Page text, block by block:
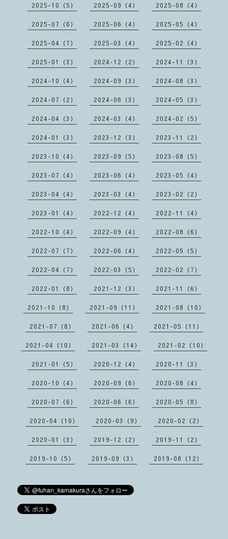
2025-10（5） 2025-09（4） 2025-08（4）
2025-07（6） 2025-06（4） 2025-05（4）
2025-04（7） 2025-03（4） 2025-02（4）
2025-01（3） 2024-12（2） 2024-11（3）
2024-10（4） 2024-09（3） 2024-08（3）
2024-07（2） 2024-06（3） 2024-05（3）
2024-04（3） 2024-03（4） 2024-02（5）
2024-01（3） 2023-12（3） 2023-11（2）
2023-10（4） 2023-09（5） 2023-08（5）
2023-07（4） 2023-06（4） 2023-05（4）
2023-04（4） 2023-03（4） 2023-02（2）
2023-01（4） 2022-12（4） 2022-11（4）
2022-10（4） 2022-09（4） 2022-08（6）
2022-07（7） 2022-06（4） 2022-05（5）
2022-04（7） 2022-03（5） 2022-02（7）
2022-01（8） 2021-12（3） 2021-11（6）
2021-10（8） 2021-09（11） 2021-08（10）
2021-07（8） 2021-06（4） 2021-05（11）
2021-04（10） 2021-03（14） 2021-02（10）
2021-01（5） 2020-12（4） 2020-11（3）
2020-10（4） 2020-09（6） 2020-08（4）
2020-07（6） 2020-06（6） 2020-05（8）
2020-04（10） 2020-03（9） 2020-02（2）
2020-01（3） 2019-12（2） 2019-11（2）
2019-10（5） 2019-09（3） 2019-08（12）